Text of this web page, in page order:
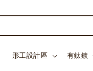
形工設計區 有鈦鍍